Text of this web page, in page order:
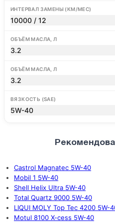
ИНТЕРВАЛ ЗАМЕНЫ (КМ/МЕС)
10000 / 12
ОБЪЁМ МАСЛА, Л
3.2
ОБЪЁМ МАСЛА, Л
3.2
ВЯЗКОСТЬ (SAE)
5W-40
Castrol Magnatec 5W-40
Mobil 1 5W-40
Shell Helix Ultra 5W-40
Total Quartz 9000 5W-40
LIQUI MOLY Top Tec 4200 5W-
Motul 8100 X-cess 5W-40